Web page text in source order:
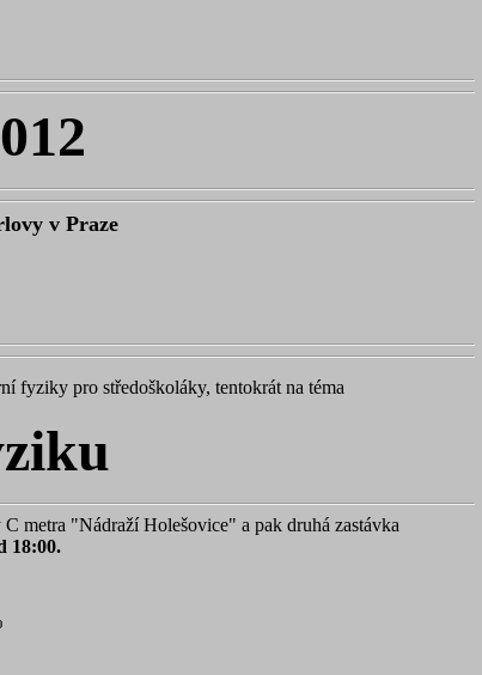
v Praze
fyziky pro středoškoláky, tentokrát na téma
metra "Nádraží Holešovice" a pak druhá zastávka
18:00.